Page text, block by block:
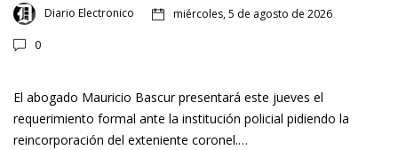
Diario Electronico miércoles, 5 de agosto de 2026
0
El abogado Mauricio Bascur presentará este jueves el
requerimiento formal ante la institución policial pidiendo la
reincorporación del exteniente coronel.…